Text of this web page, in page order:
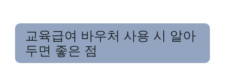
교육급여 바우처 사용 시 알아
두면 좋은 점